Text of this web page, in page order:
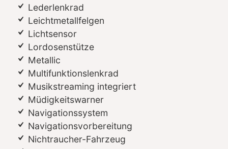
Lederlenkrad
Leichtmetallfelgen
Lichtsensor
Lordosenstütze
Metallic
Multifunktionslenkrad
Musikstreaming integriert
Müdigkeitswarner
Navigationssystem
Navigationsvorbereitung
Nichtraucher-Fahrzeug